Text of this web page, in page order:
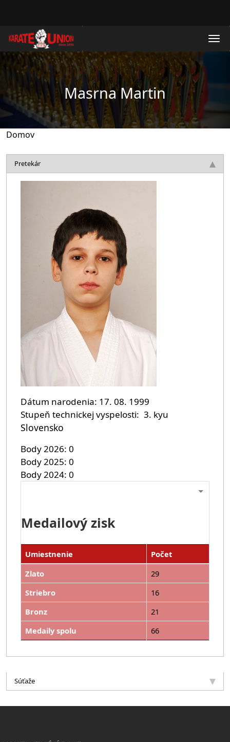
Masrna Martin
Domov
Pretekár
Dátum narodenia 17. 08. 1999
Stupeň technickej vyspelosti
3. kyu
Slovensko
Body 2026 0
Body 2025 0
Body 2024 0
Medailový zisk
Umiestnenie
Počet
Zlato
29
Striebro
16
Bronz
21
Medaily spolu
66
Súťaže